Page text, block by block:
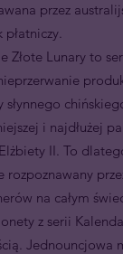
przez
płatniczy.
Złote Lunary to
i najdłużej
II. To
rozpoznawany
na całym
z serii
Jednouncjowa